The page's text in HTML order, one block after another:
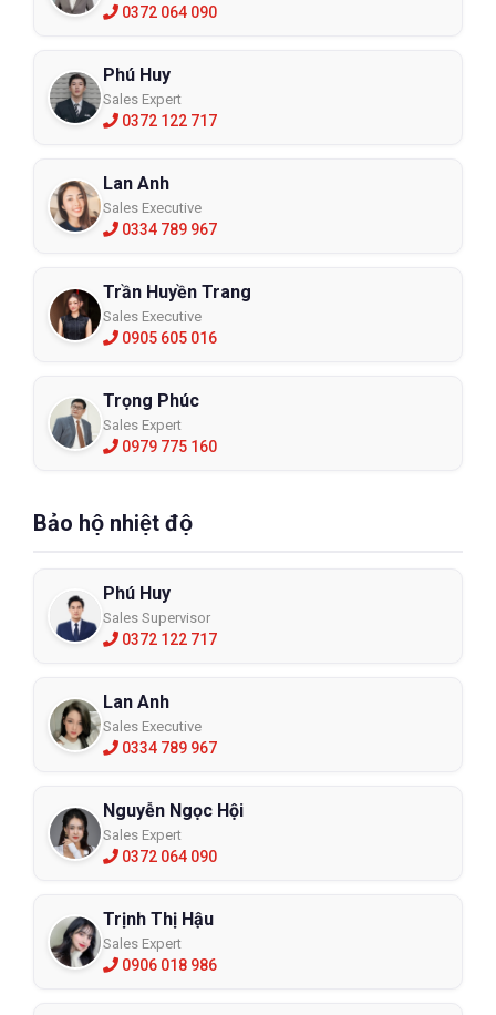
0372 064 090
Phú Huy
Sales Expert
0372 122 717
Lan Anh
Sales Executive
0334 789 967
Trần Huyền Trang
Sales Executive
0905 605 016
Trọng Phúc
Sales Expert
0979 775 160
Bảo hộ nhiệt độ
Phú Huy
Sales Supervisor
0372 122 717
Lan Anh
Sales Executive
0334 789 967
Nguyễn Ngọc Hội
Sales Expert
0372 064 090
Trịnh Thị Hậu
Sales Expert
0906 018 986